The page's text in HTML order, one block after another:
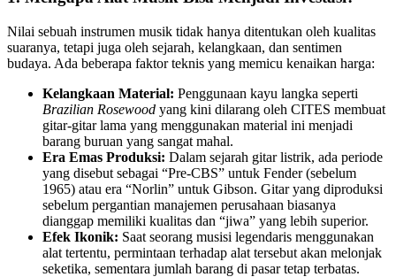
Nilai sebuah instrumen musik tidak hanya ditentukan oleh kualitas
suaranya, tetapi juga oleh sejarah, kelangkaan, dan sentimen
budaya. Ada beberapa faktor teknis yang memicu kenaikan harga:
Kelangkaan Material: Penggunaan kayu langka seperti
Brazilian Rosewood yang kini dilarang oleh CITES membuat
gitar-gitar lama yang menggunakan material ini menjadi
barang buruan yang sangat mahal.
Era Emas Produksi: Dalam sejarah gitar listrik, ada periode
yang disebut sebagai “Pre-CBS” untuk Fender (sebelum
1965) atau era “Norlin” untuk Gibson. Gitar yang diproduksi
sebelum pergantian manajemen perusahaan biasanya
dianggap memiliki kualitas dan “jiwa” yang lebih superior.
Efek Ikonik: Saat seorang musisi legendaris menggunakan
alat tertentu, permintaan terhadap alat tersebut akan melonjak
seketika, sementara jumlah barang di pasar tetap terbatas.